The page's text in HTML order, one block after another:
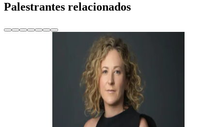
Palestrantes relacionados